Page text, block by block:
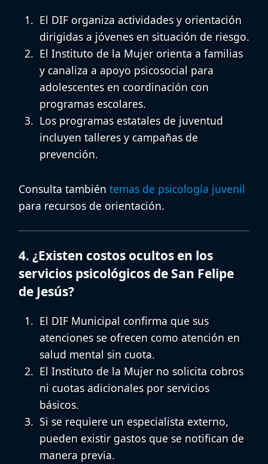
El DIF organiza actividades y orientación
dirigidas a jóvenes en situación de riesgo.
El Instituto de la Mujer orienta a familias
y canaliza a apoyo psicosocial para
adolescentes en coordinación con
programas escolares.
Los programas estatales de juventud
incluyen talleres y campañas de
prevención.
Consulta también temas de psicología juvenil
para recursos de orientación.
4. ¿Existen costos ocultos en los
servicios psicológicos de San Felipe
de Jesús?
El DIF Municipal confirma que sus
atenciones se ofrecen como atención en
salud mental sin cuota.
El Instituto de la Mujer no solicita cobros
ni cuotas adicionales por servicios
básicos.
Si se requiere un especialista externo,
pueden existir gastos que se notifican de
manera previa.